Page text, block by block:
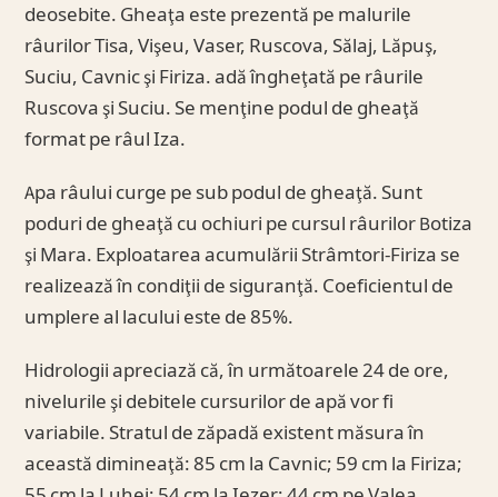
deosebite. Gheaţa este prezentă pe malurile
râurilor Tisa, Vişeu, Vaser, Ruscova, Sălaj, Lăpuş,
Suciu, Cavnic şi Firiza. adă îngheţată pe râurile
Ruscova şi Suciu. Se menţine podul de gheaţă
format pe râul Iza.
Apa râului curge pe sub podul de gheaţă. Sunt
poduri de gheaţă cu ochiuri pe cursul râurilor Botiza
şi Mara. Exploatarea acumulării Strâmtori-Firiza se
realizează în condiţii de siguranţă. Coeficientul de
umplere al lacului este de 85%.
Hidrologii apreciază că, în următoarele 24 de ore,
nivelurile şi debitele cursurilor de apă vor fi
variabile. Stratul de zăpadă existent măsura în
această dimineaţă: 85 cm la Cavnic; 59 cm la Firiza;